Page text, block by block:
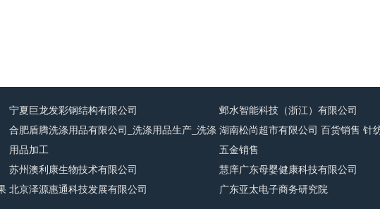
宁夏巨龙发彩钢结构有限公司
邺水智能科技（浙江）有限公司
合肥盾腾洗涤用品有限公司_洗涤用品生产_洗涤
用品加工
湖南松尚超市有限公司 百货销售 针
五金销售
苏州澳利康生物技术有限公司
慧庠广东母婴健康科技有限公司
北京泽源惠通科技发展有限公司 广东亚太电子商务研究院